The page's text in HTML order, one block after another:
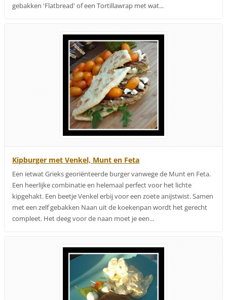
gebakken 'Flatbread' of een Tortillawrap met wat...
Kipburger met Venkel, Munt en Feta
Een ietwat Grieks georiënteerde burger vanwege de Munt en Feta.
Een heerlijke combinatie en helemaal perfect voor het lichte
kipgehakt. Een beetje Venkel erbij voor een zoete anijstwist. Samen
met een zelf gebakken Naan uit de koekenpan wordt het gerecht
compleet. Het deeg voor de naan moet je een...